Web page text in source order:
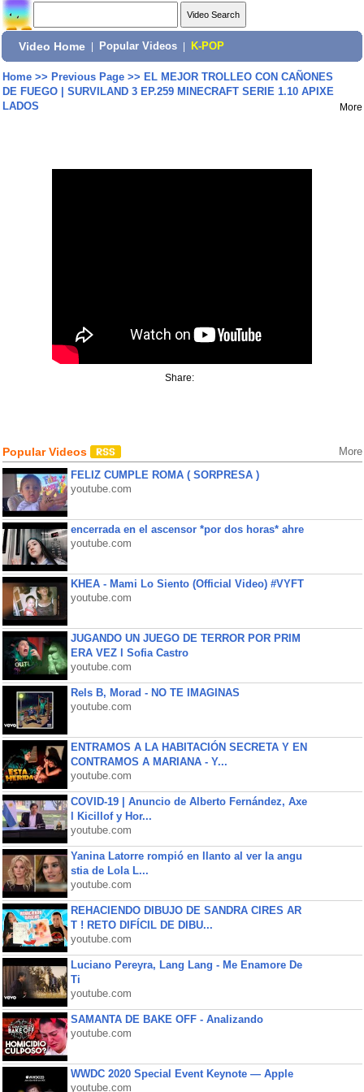
Video Home Popular Videos K-POP
Home>> Previous Page>> EL MEJOR TROLLEO CON CAÑONES
DE FUEGO | SURVILAND 3 EP.259 MINECRAFT SERIE 1.10 APIXE
LADOS
More
Share:
Popular Videos More
FELIZ CUMPLE ROMA ( SORPRESA )
youtube.com
encerrada en el ascensor *por dos horas* ahre
youtube.com
KHEA - Mami Lo Siento (Official Video) #VYFT
youtube.com
JUGANDO UN JUEGO DE TERROR POR PRIM
ERA VEZ l Sofia Castro
youtube.com
Rels B, Morad - NO TE IMAGINAS
youtube.com
ENTRAMOS A LA HABITACIÓN SECRETA Y EN
CONTRAMOS A MARIANA - Y...
youtube.com
COVID-19 | Anuncio de Alberto Fernández, Axe
l Kicillof y Hor...
youtube.com
Yanina Latorre rompió en llanto al ver la angu
stia de Lola L...
youtube.com
REHACIENDO DIBUJO DE SANDRA CIRES AR
T ! RETO DIFÍCIL DE DIBU...
youtube.com
Luciano Pereyra, Lang Lang - Me Enamore De
Ti
youtube.com
SAMANTA DE BAKE OFF - Analizando
youtube.com
WWDC 2020 Special Event Keynote — Apple
youtube.com